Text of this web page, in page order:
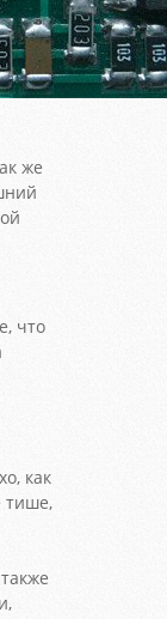
же
что
как
тише,